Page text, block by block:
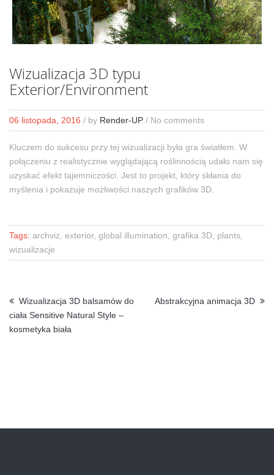
Wizualizacja 3D typu
Exterior/Environment
06 listopada, 2016 / by Render-UP / No comments
Kluczem do sukcesu przy tej wizualizacji była gra światłem. W
połączeniu z realistycznie wyglądającą roślinnością udało nam się
uzyskać efekt tajemniczości. Jest to projekt, który skłania do
myślenia i pokazuje możliwości naszych grafików 3D.
Tags: archviz, exterior, global illumination, grafika 3D, plants,
wizualizacje
Wizualizacja 3D balsamów do
ciała Sensitive Natural Style –
kosmetyka biała
Abstrakcyjna animacja 3D